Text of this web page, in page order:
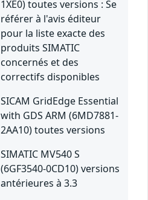
1XE0) toutes versions : Se
référer à l'avis éditeur
pour la liste exacte des
produits SIMATIC
concernés et des
correctifs disponibles
SICAM GridEdge Essential
with GDS ARM (6MD7881-
2AA10) toutes versions
SIMATIC MV540 S
(6GF3540-0CD10) versions
antérieures à 3.3